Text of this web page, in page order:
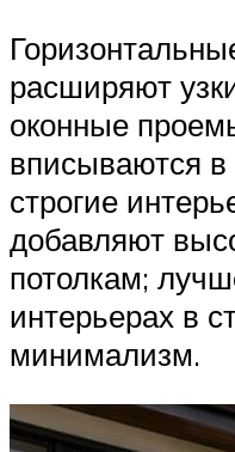
расширяют
оконные
вписываются в
строгие
добавляют
потолкам;
интерьерах в
минимализм.